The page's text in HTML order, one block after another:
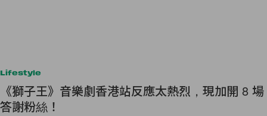
Lifestyle
《獅子王》音樂劇香港站反應太熱烈，現加開 8 場
答謝粉絲！